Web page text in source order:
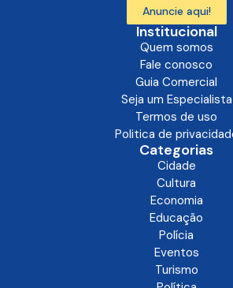
Anuncie aqui!
Institucional
Quem somos
Fale conosco
Guia Comercial
Seja um Especialista
Termos de uso
Politica de
Categorias
Cidade
Cultura
Economia
Educação
Polícia
Eventos
Turismo